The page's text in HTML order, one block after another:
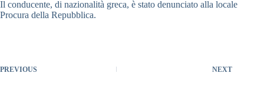
Il conducente, di nazionalità greca, è stato denunciato alla locale
Procura della Repubblica.
PREVIOUS NEXT